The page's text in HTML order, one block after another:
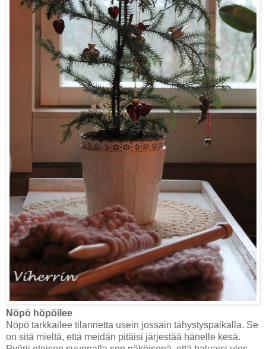
Nöpö höpöilee
Nöpö tarkkailee tilannetta usein jossain tähystyspaikalla. Se
on sitä mieltä, että meidän pitäisi järjestää hänelle kesä.